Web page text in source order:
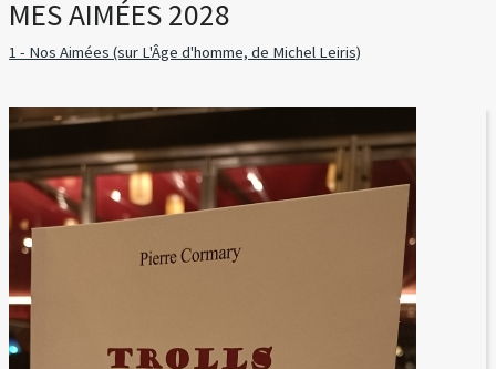
MES AIMÉES 2028
1 - Nos Aimées (sur L'Âge d'homme, de Michel Leiris)